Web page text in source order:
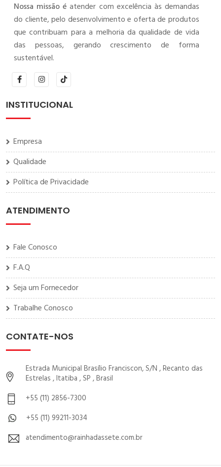
Nossa missão é atender com excelência às demandas
do cliente, pelo desenvolvimento e oferta de produtos
que contribuam para a melhoria da qualidade de vida
das pessoas, gerando crescimento de forma
sustentável.
INSTITUCIONAL
Empresa
Qualidade
Política de Privacidade
ATENDIMENTO
Fale Conosco
F.A.Q
Seja um Fornecedor
Trabalhe Conosco
CONTATE-NOS
Estrada Municipal Brasílio Franciscon, S/N , Recanto das
Estrelas , Itatiba , SP , Brasil
+55 (11) 2856-7300
+55 (11) 99211-3034
atendimento@rainhadassete.com.br